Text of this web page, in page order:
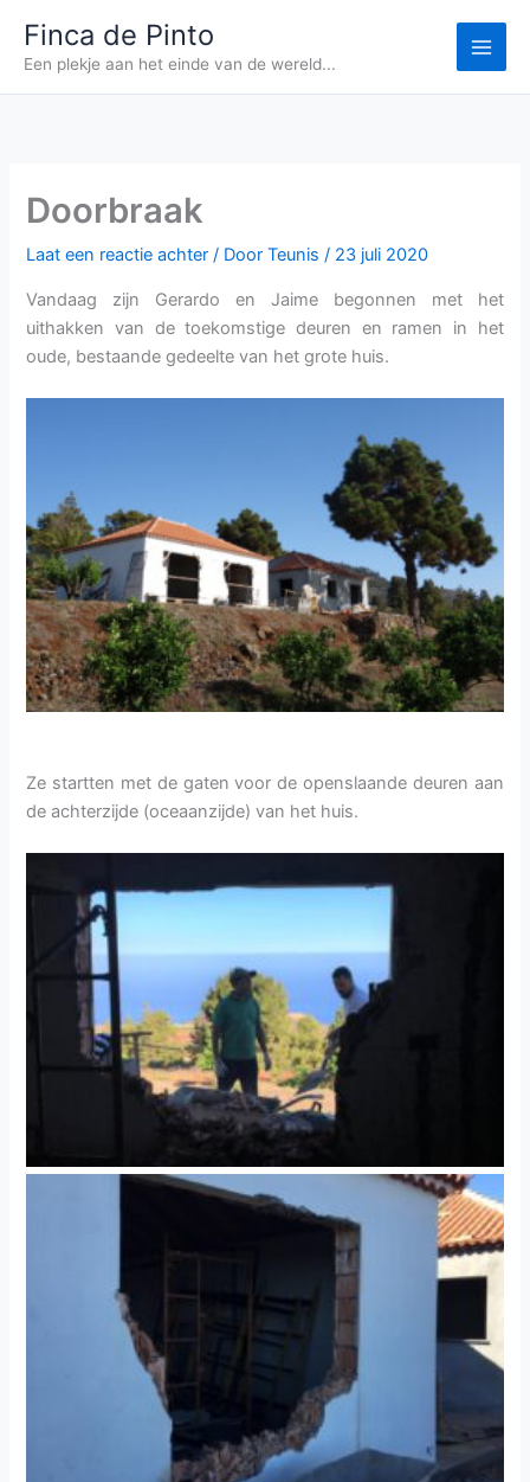
naar
inhoud
Finca de Pinto
Een plekje aan het einde van de wereld...
Doorbraak
Laat een reactie achter / DoorTeunis/ 23 juli 2020
Vandaag zijn Gerardo en Jaime begonnen met het
uithakken van de toekomstige deuren en ramen in het
oude, bestaande gedeelte van het grote huis.
Ze startten met de gaten voor de openslaande deuren aan
de achterzijde (oceaanzijde) van het huis.